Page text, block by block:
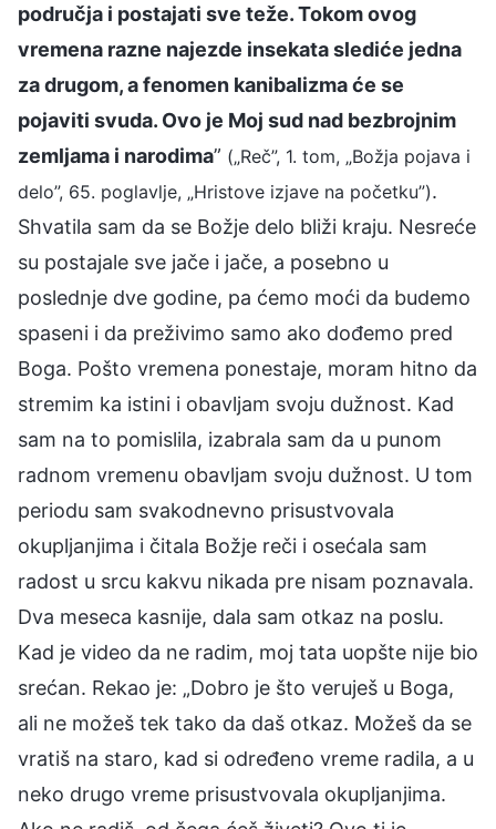
područja i postajati sve teže. Tokom ovog
vremena razne najezde insekata slediće jedna
za drugom, a fenomen kanibalizma će se
pojaviti svuda. Ovo je Moj sud nad bezbrojnim
zemljama i narodima” („Reč”, 1. tom, „Božja pojava i
delo”, 65. poglavlje, „Hristove izjave na početku”).
Shvatila sam da se Božje delo bliži kraju. Nesreće
su postajale sve jače i jače, a posebno u
poslednje dve godine, pa ćemo moći da budemo
spaseni i da preživimo samo ako dođemo pred
Boga. Pošto vremena ponestaje, moram hitno da
stremim ka istini i obavljam svoju dužnost. Kad
sam na to pomislila, izabrala sam da u punom
radnom vremenu obavljam svoju dužnost. U tom
periodu sam svakodnevno prisustvovala
okupljanjima i čitala Božje reči i osećala sam
radost u srcu kakvu nikada pre nisam poznavala.
Dva meseca kasnije, dala sam otkaz na poslu.
Kad je video da ne radim, moj tata uopšte nije bio
srećan. Rekao je: „Dobro je što veruješ u Boga,
ali ne možeš tek tako da daš otkaz. Možeš da se
vratiš na staro, kad si određeno vreme radila, a u
neko drugo vreme prisustvovala okupljanjima.